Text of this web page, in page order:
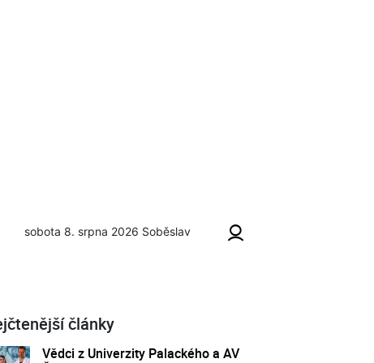
sobota 8. srpna 2026 Soběslav
články
Vědci z Univerzity Palackého a AV